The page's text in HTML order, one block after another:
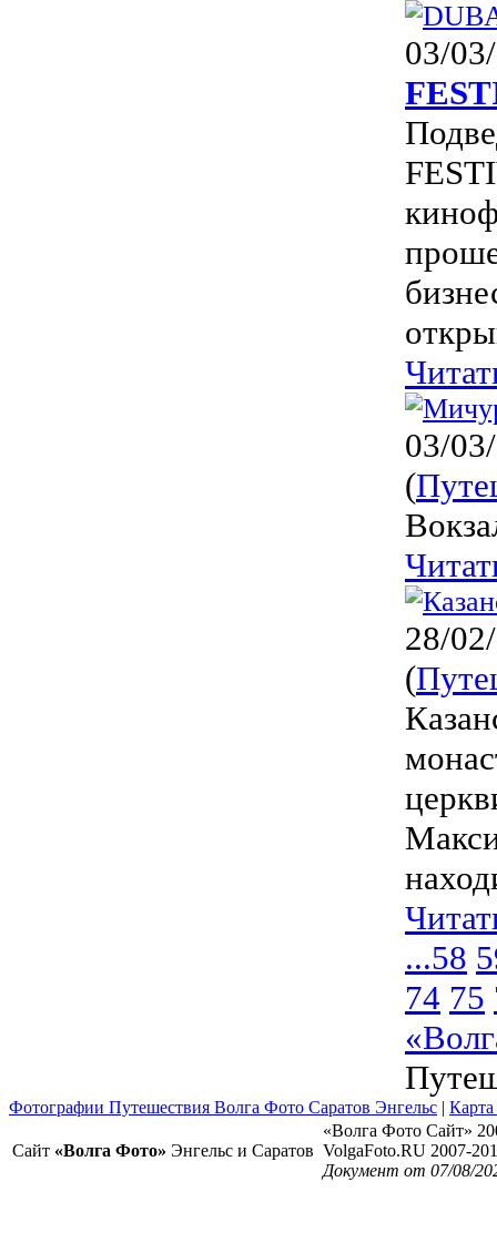
03/
03/
(
28/
(
...58
74 75
Фотографии Путешествия Волга Фото Саратов Энгельс | Карта
Сайт «Волга Фото» Энгельс и Саратов
«Волга Фото Сайт»
VolgaFoto.RU 2007-
Документ от 07/08/